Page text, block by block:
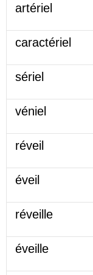
artériel
caractériel
sériel
véniel
réveil
éveil
réveille
éveille